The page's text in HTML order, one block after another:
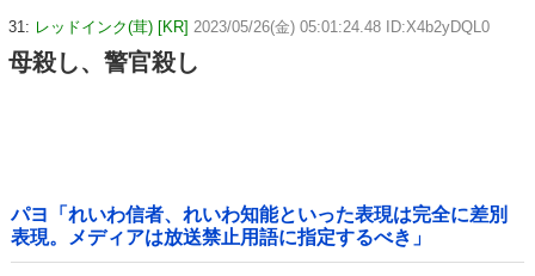
31: レッドインク(茸) [KR] 2023/05/26(金) 05:01:24.48 ID:X4b2yDQL0
母殺し、警官殺し
パヨ「れいわ信者、れいわ知能といった表現は完全に差別
表現。メディアは放送禁止用語に指定するべき」